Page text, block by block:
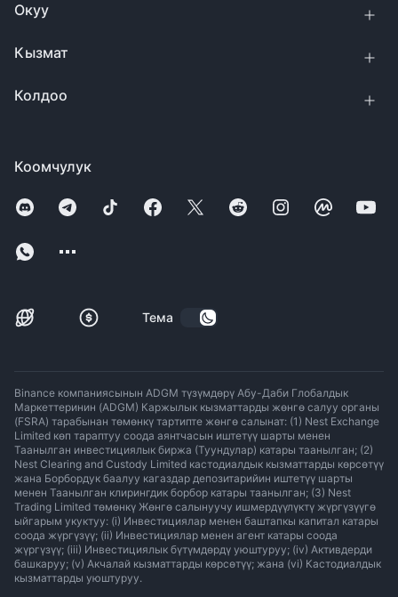
Коомчулук
Тема
Окуу
Кызмат
Колдоо
Binance компаниясынын ADGM түзүмдөрү Абу-Даби Глобалдык
Маркеттеринин (ADGM) Каржылык кызматтарды жөнгө салуу органы
(FSRA) тарабынан төмөнкү тартипте жөнгө салынат: (1) Nest Exchange
Limited көп тараптуу соода аянтчасын иштетүү шарты менен
Таанылган инвестициялык биржа (Туундулар) катары таанылган; (2)
Nest Clearing and Custody Limited кастодиалдык кызматтарды көрсөтүү
жана Борбордук баалуу кагаздар депозитарийин иштетүү шарты
менен Таанылган клирингдик борбор катары таанылган; (3) Nest
Trading Limited төмөнкү Жөнгө салынуучу ишмердүүлүктү жүргүзүүгө
ыйгарым укуктуу: (i) Инвестициялар менен баштапкы капитал катары
соода жүргүзүү; (ii) Инвестициялар менен агент катары соода
жүргүзүү; (iii) Инвестициялык бүтүмдөрдү уюштуруу; (iv) Активдерди
башкаруу; (v) Акчалай кызматтарды көрсөтүү; жана (vi) Кастодиалдык
кызматтарды уюштуруу.